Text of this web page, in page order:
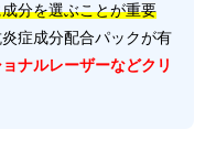
分を選ぶことが重要
症成分配合パックが有
ナルレーザーなどクリ